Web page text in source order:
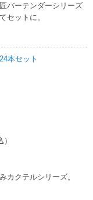
バーテンダーシリーズ
セットに。
本セット
カクテルシリーズ。